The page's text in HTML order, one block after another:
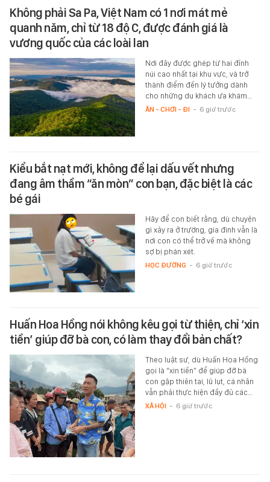
Không phải Sa Pa, Việt Nam có 1 nơi mát mẻ
quanh năm, chỉ từ 18 độ C, được đánh giá là
vương quốc của các loài lan
Nơi đây được ghép từ hai đỉnh
núi cao nhất tại khu vực, và trở
thành điểm đến lý tưởng dành
cho những du khách ưa khám…
ĂN - CHƠI - ĐI - 6 giờ trước
Kiểu bắt nạt mới, không để lại dấu vết nhưng
đang âm thầm “ăn mòn” con bạn, đặc biệt là các
bé gái
Hãy để con biết rằng, dù chuyện
gì xảy ra ở trường, gia đình vẫn là
nơi con có thể trở về mà không
sợ bị phán xét.
HỌC ĐƯỜNG - 6 giờ trước
Huấn Hoa Hồng nói không kêu gọi từ thiện, chỉ ‘xin
tiền’ giúp đỡ bà con, có làm thay đổi bản chất?
Theo luật sư, dù Huấn Hoa Hồng
gọi là “xin tiền” để giúp đỡ bà
con gặp thiên tai, lũ lụt, cá nhân
vẫn phải thực hiện đầy đủ các…
XÃ HỘI - 6 giờ trước